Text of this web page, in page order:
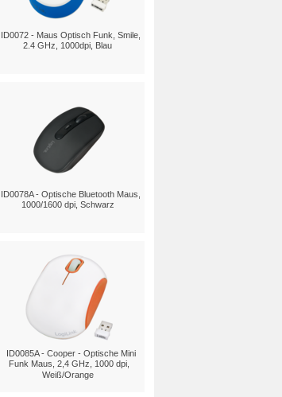
ID0072 - Maus Optisch Funk, Smile,
2.4 GHz, 1000dpi, Blau
ID0078A - Optische Bluetooth Maus,
1000/1600 dpi, Schwarz
ID0085A - Cooper - Optische Mini
Funk Maus, 2,4 GHz, 1000 dpi,
Weiß/Orange